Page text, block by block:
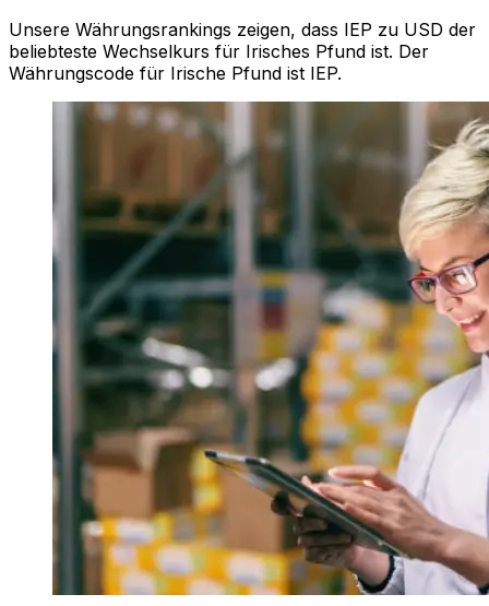
Unsere Währungsrankings zeigen, dass IEP zu USD der
beliebteste Wechselkurs für Irisches Pfund ist. Der
Währungscode für Irische Pfund ist IEP.